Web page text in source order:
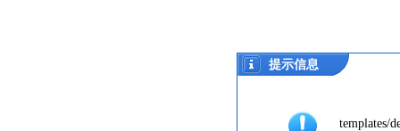
提示信息
templates/